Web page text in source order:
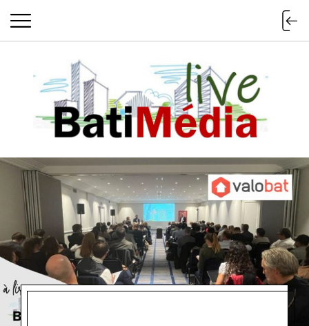
Batimedialive